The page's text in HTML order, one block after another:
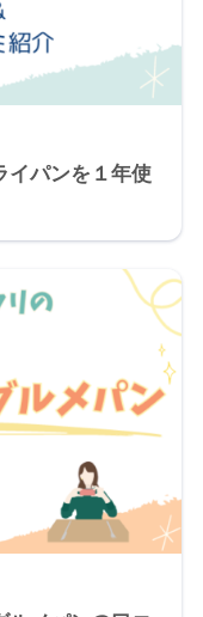
イパンを１年使